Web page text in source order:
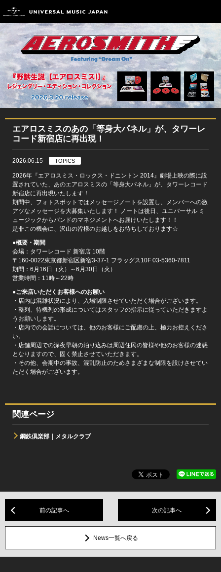
エアロスミスのあの「等身大パネル」が、タワーレ
コード新宿店に再出現！
2026.06.15 TOPICS
2026年『エアロスミス・ロックス・ドニントン 2014』劇場上映の際に設
置されていた、あのエアロスミスの「等身大パネル」が、タワーレコード
新宿店に再出現いたします！
期間中、フォトスポットではメッセージノートを設置し、メンバーへの激
アツなメッセージを大募集いたします！ ノートは後日、ユニバーサル ミ
ュージックからバンドのマネジメントへお届けいたします！！
是非この機会に、沢山の皆様のお越しをお待ちしております☆
●概要・期間
会場：タワーレコード 新宿店 10階
〒160-0022東京都新宿区新宿3-37-1 フラッグス10F 03-5360-7811
期間：6月16日（火）～6月30日（火）
営業時間：11時～22時
●ご来店いただくお客様へのお願い
・店内は混雑状況により、入場制限させていただく場合がございます。
・整列、待機列の形成についてはスタッフの指示に従っていただきますよ
うお願いします。
・店内での会話については、他のお客様にご配慮の上、極力お控えくださ
い。
・店舗周辺での深夜早朝の泊り込みは周辺住民の皆様や他のお客様の迷惑
となりますので、固く禁止させていただきます。
・その他、会期中の事故、混乱防止のためさまざまな制限を設けさせてい
ただく場合がございます。
関連ページ
鋼鉄倶楽部｜メタルクラブ
前の記事へ 次の記事へ
News一覧へ戻る